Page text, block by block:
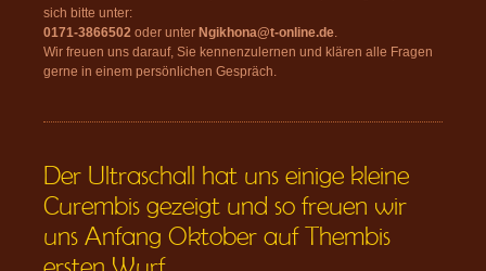
sich bitte unter:
0171-3866502 oder unter Ngikhona@t-online.de.
Wir freuen uns darauf, Sie kennenzulernen und klären alle Fragen
gerne in einem persönlichen Gespräch.
Der Ultraschall hat uns einige kleine
Curembis gezeigt und so freuen wir
uns Anfang Oktober auf Thembis